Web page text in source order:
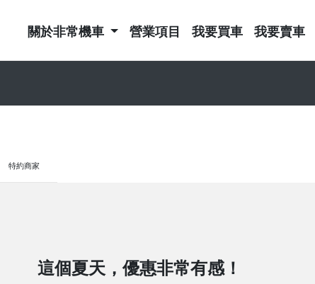
關於非常機車 營業項目 我要買車 我要賣車
特約商家
這個夏天，優惠非常有感！